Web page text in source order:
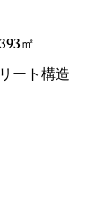
㎡
ート構造